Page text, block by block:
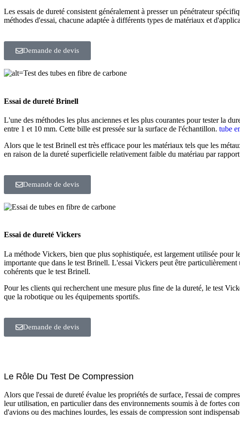
Les essais de dureté consistent généralement à presser un pénétrateur
méthodes d'essai, chacune adaptée à différents types de matériaux et
Demande de devis
Essai de dureté Brinell
L'une des méthodes les plus anciennes et les plus courantes pour tester la
entre 1 et 10 mm. Cette bille est pressée sur la surface de l'échantillon. tube
Alors que le test Brinell est très efficace pour les matériaux tels que les
en raison de la dureté superficielle relativement faible du matériau par
Demande de devis
Essai de dureté Vickers
La méthode Vickers, bien que plus sophistiquée, est largement utilisée pour
importante que dans le test Brinell. L'essai Vickers peut être
cohérents que le test Brinell.
Pour les clients qui recherchent une mesure plus fine de la dureté, le test
que la robotique ou les équipements sportifs.
Demande de devis
Le Rôle Du Test De Compression
Alors que l'essai de dureté évalue les propriétés de surface, l'essai de
leur utilisation, en particulier dans des environnements soumis à de fortes
d'avions ou des machines lourdes, les essais de compression sont